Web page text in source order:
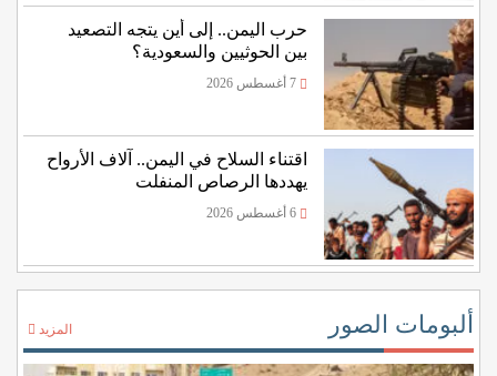
حرب اليمن.. إلى أين يتجه التصعيد
بين الحوثيين والسعودية؟
7 أغسطس 2026
اقتناء السلاح في اليمن.. آلاف الأرواح
يهددها الرصاص المنفلت
6 أغسطس 2026
ألبومات الصور المزيد